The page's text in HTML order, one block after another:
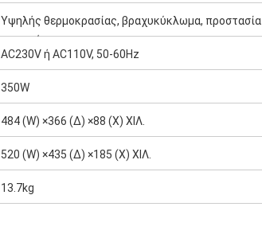
Υψηλής θερμοκρασίας, βραχυκύκλωμα, προστασία
υπερφόρτωσης
AC230V ή AC110V, 50-60Hz
350W
484 (W) ×366 (Δ) ×88 (Χ) ΧΙΛ.
520 (W) ×435 (Δ) ×185 (Χ) ΧΙΛ.
13.7kg